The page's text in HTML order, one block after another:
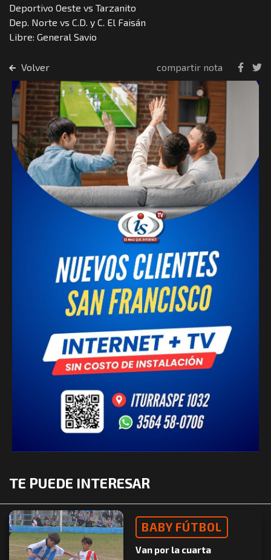
Deportivo Oeste vs Tarzanito
Dep. Norte vs C.D. y C. El Faisán
Libre: General Savio
Volver compartir nota
TE PUEDE INTERESAR
BABY FÚTBOL
Van por la cuarta